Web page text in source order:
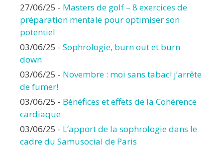
27/06/25 - Masters de golf – 8 exercices de
préparation mentale pour optimiser son
potentiel
03/06/25 - Sophrologie, burn out et burn
down
03/06/25 - Novembre : moi sans tabac! j’arrête
de fumer!
03/06/25 - Bénéfices et effets de la Cohérence
cardiaque
03/06/25 - L’apport de la sophrologie dans le
cadre du Samusocial de Paris